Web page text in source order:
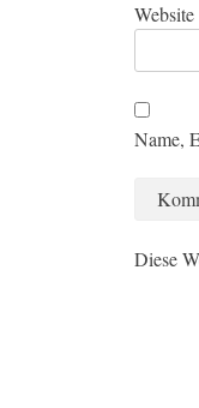
Website
Name,
Diese